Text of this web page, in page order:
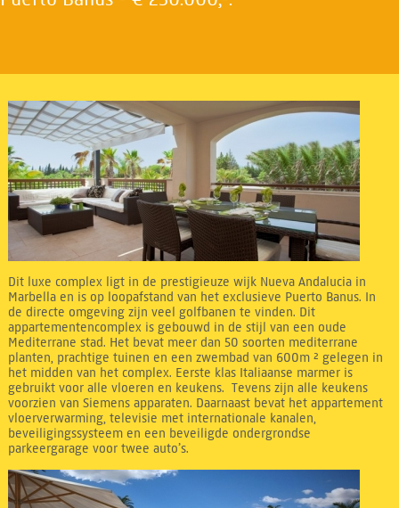
Dit luxe complex ligt in de prestigieuze wijk Nueva Andalucia in
Marbella en is op loopafstand van het exclusieve Puerto Banus. In
de directe omgeving zijn veel golfbanen te vinden. Dit
appartementencomplex is gebouwd in de stijl van een oude
Mediterrane stad. Het bevat meer dan 50 soorten mediterrane
planten, prachtige tuinen en een zwembad van 600m ² gelegen in
het midden van het complex. Eerste klas Italiaanse marmer is
gebruikt voor alle vloeren en keukens. Tevens zijn alle keukens
voorzien van Siemens apparaten. Daarnaast bevat het appartement
vloerverwarming, televisie met internationale kanalen,
beveiligingssysteem en een beveiligde ondergrondse
parkeergarage voor twee auto’s.